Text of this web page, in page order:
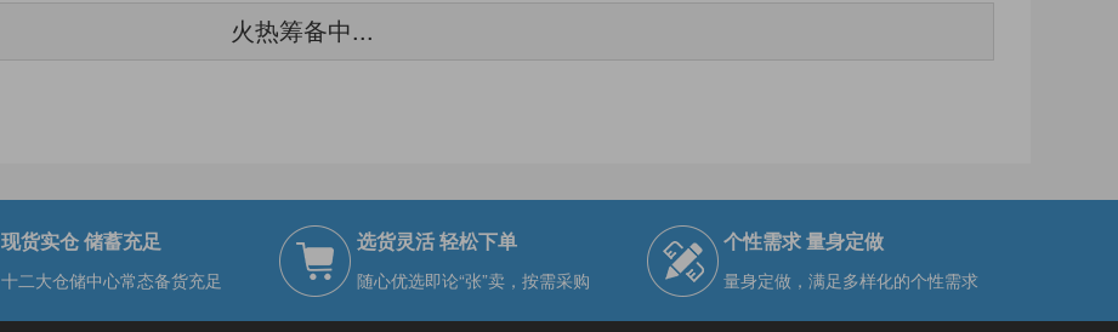
火热筹备中...
现货实仓 储蓄充足
十二大仓储中心常态备货充足
选货灵活 轻松下单
随心优选即论“张”卖，按需采购
个性需求 量身定做
量身定做，满足多样化的个性需求